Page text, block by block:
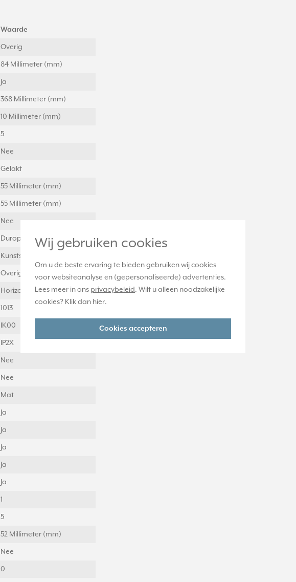
Wij gebruiken cookies
Om u de beste ervaring te bieden gebruiken wij cookies
voor websiteanalyse en (gepersonaliseerde) advertenties.
Lees meer in ons privacybeleid. Wilt u alleen noodzakelijke
cookies? Klik dan hier.
Cookies accepteren
Waarde
Overig
84 Millimeter (mm)
Ja
368 Millimeter (mm)
10 Millimeter (mm)
5
Nee
Gelakt
55 Millimeter (mm)
55 Millimeter (mm)
Nee
Duroplast
Kunststof
Overig
Horizontaal en verticaal
1013
IK00
IP2X
Nee
Nee
Mat
Ja
Ja
Ja
Ja
Ja
1
5
52 Millimeter (mm)
Nee
0